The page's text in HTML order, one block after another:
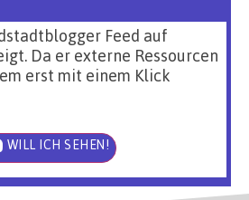
Feed auf
Da er externe Ressourcen
erst mit einem Klick
WILL ICH SEHEN!